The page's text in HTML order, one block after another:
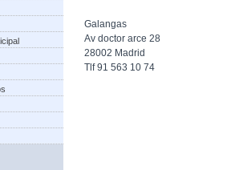
Galangas
Av doctor arce 28
28002 Madrid
Tlf 91 563 10 74